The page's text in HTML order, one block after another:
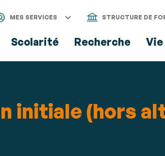
MES SERVICES STRUCTURE DE
Scolarité Recherche Vie
initiale (hors